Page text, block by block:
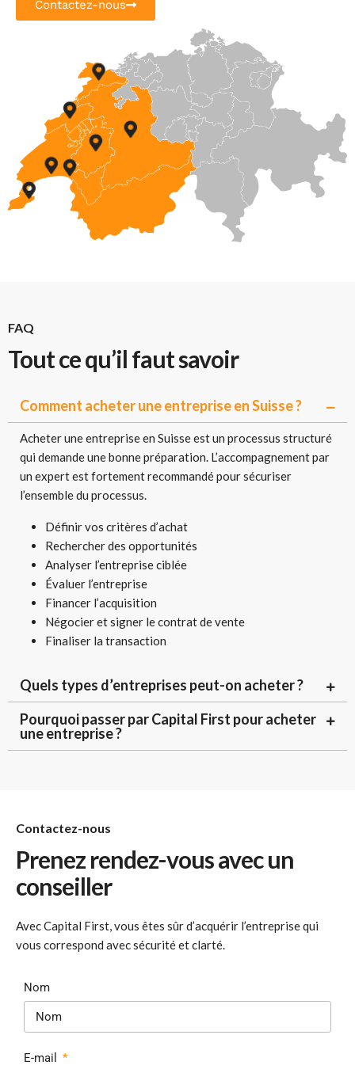
Contactez-nous
FAQ
Tout ce qu’il faut savoir
Comment acheter une entreprise en Suisse ?
Acheter une entreprise en Suisse est un processus structuré
qui demande une bonne préparation. L’accompagnement par
un expert est fortement recommandé pour sécuriser
l’ensemble du processus.
Définir vos critères d’achat
Rechercher des opportunités
Analyser l’entreprise ciblée
Évaluer l’entreprise
Financer l’acquisition
Négocier et signer le contrat de vente
Finaliser la transaction
Quels types d’entreprises peut-on acheter ?
Pourquoi passer par Capital First pour acheter
une entreprise ?
Contactez-nous
Prenez rendez-vous avec un
conseiller
Avec Capital First, vous êtes sûr d’acquérir l’entreprise qui
vous correspond avec sécurité et clarté.
Nom
E-mail